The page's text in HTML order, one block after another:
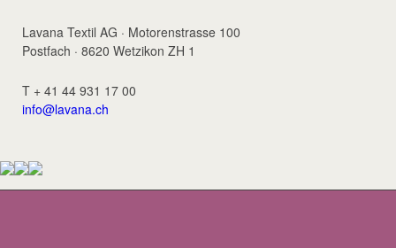
Lavana Textil AG · Motorenstrasse 100
Postfach · 8620 Wetzikon ZH 1
T + 41 44 931 17 00
info@lavana.ch